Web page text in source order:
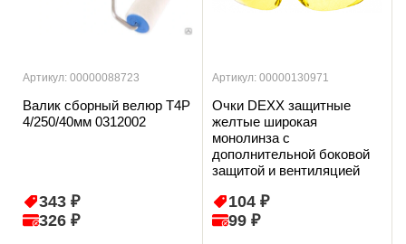
Артикул: 00000088723
Валик сборный велюр T4P
4/250/40мм 0312002
343 ₽
326 ₽
Артикул: 00000130971
Очки DEXX защитные
желтые широкая
монолинза с
дополнительной боковой
защитой и вентиляцией
104 ₽
99 ₽